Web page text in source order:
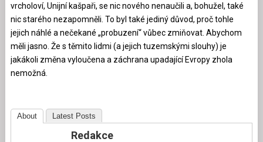
vrcholoví, Unijní kašpaři, se nic nového nenaučili a, bohužel, také
nic starého nezapomněli. To byl také jediný důvod, proč tohle
jejich náhlé a nečekané „probuzení“ vůbec zmiňovat. Abychom
měli jasno. Že s těmito lidmi (a jejich tuzemskými slouhy) je
jakákoli změna vyloučena a záchrana upadající Evropy zhola
nemožná.
About Latest Posts
Redakce